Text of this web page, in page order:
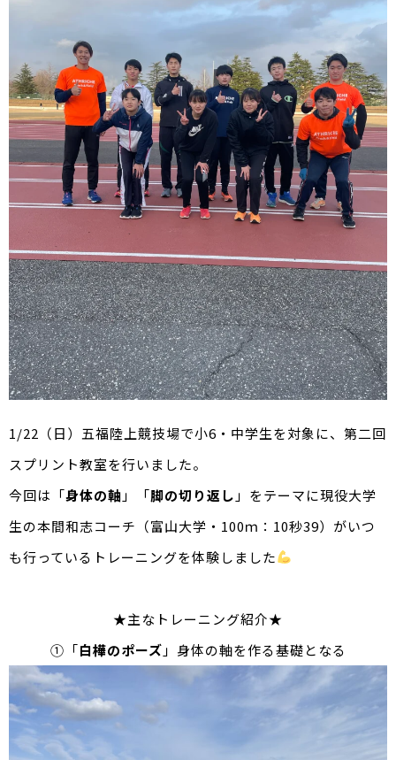
1/22（日）五福陸上競技場で小6・中学生を対象に、第二回
スプリント教室を行いました。
今回は「身体の軸 」「脚の切り返し 」をテーマに現役大学
生の本間和志コーチ（富山大学・100ｍ：10秒39）がいつ
も行っているトレーニングを体験しました
★主なトレーニング紹介★
①「白樺のポーズ 」身体の軸を作る基礎となる